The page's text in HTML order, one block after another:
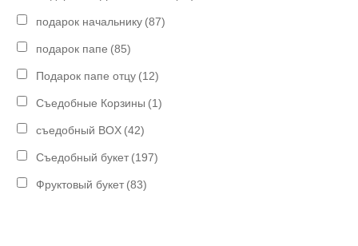
подарок начальнику (87)
подарок папе (85)
Подарок папе отцу (12)
Съедобные Корзины (1)
съедобный BOX (42)
Съедобный букет (197)
Фруктовый букет (83)